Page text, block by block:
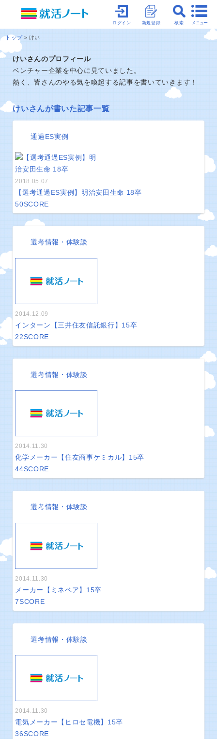
メニュー
検索
新規登録
ログイン
トップ けい
けいさんのプロフィール
ベンチャー企業を中心に見ていました。
熱く、皆さんのやる気を喚起する記事を書いていきます！
けいさんが書いた記事一覧
通過ES実例
2018.05.07
【選考通過ES実例】明治安田生命 18卒
50SCORE
選考情報・体験談
2014.12.09
インターン【三井住友信託銀行】15卒
22SCORE
選考情報・体験談
2014.11.30
化学メーカー【住友商事ケミカル】15卒
44SCORE
選考情報・体験談
2014.11.30
メーカー【ミネベア】15卒
7SCORE
選考情報・体験談
2014.11.30
電気メーカー【ヒロセ電機】15卒
36SCORE